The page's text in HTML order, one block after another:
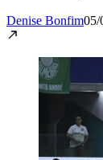
Denise Bonfim05/